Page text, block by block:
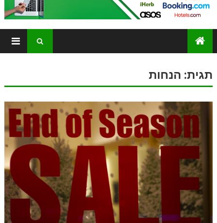
תגית: הנחות